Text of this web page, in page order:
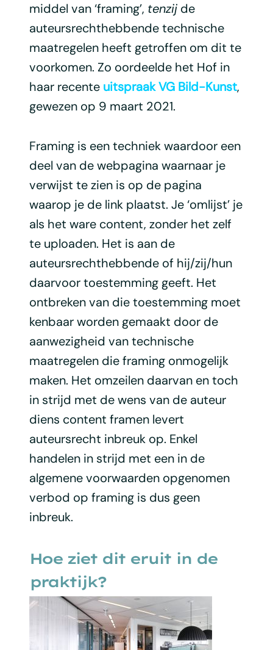
middel van ‘framing’, tenzijde
auteursrechthebbende technische
maatregelen heeft getroffen om dit te
voorkomen. Zo oordeelde het Hof in
haar recente uitspraak VG Bild-Kunst,
gewezen op 9 maart 2021.
Framing is een techniek waardoor een
deel van de webpagina waarnaar je
verwijst te zien is op de pagina
waarop je de link plaatst. Je ‘omlijst’ je
als het ware content, zonder het zelf
te uploaden. Het is aan de
auteursrechthebbende of hij/zij/hun
daarvoor toestemming geeft. Het
ontbreken van die toestemming moet
kenbaar worden gemaakt door de
aanwezigheid van technische
maatregelen die framing onmogelijk
maken. Het omzeilen daarvan en toch
in strijd met de wens van de auteur
diens content framen levert
auteursrecht inbreuk op. Enkel
handelen in strijd met een in de
algemene voorwaarden opgenomen
verbod op framing is dus geen
inbreuk.
Hoe ziet dit eruit in de
praktijk?